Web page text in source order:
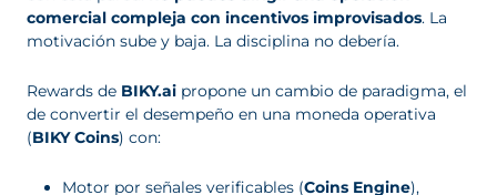
comercial compleja con incentivos improvisados. La
motivación sube y baja. La disciplina no debería.
Rewards de BIKY.ai propone un cambio de paradigma, el
de convertir el desempeño en una moneda operativa
(BIKY Coins) con:
Motor por señales verificables (Coins Engine),